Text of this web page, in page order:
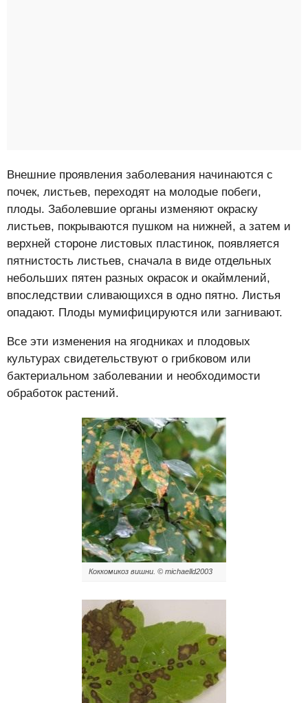
Внешние проявления заболевания начинаются с
почек, листьев, переходят на молодые побеги,
плоды. Заболевшие органы изменяют окраску
листьев, покрываются пушком на нижней, а затем и
верхней стороне листовых пластинок, появляется
пятнистость листьев, сначала в виде отдельных
небольших пятен разных окрасок и окаймлений,
впоследствии сливающихся в одно пятно. Листья
опадают. Плоды мумифицируются или загнивают.
Все эти изменения на ягодниках и плодовых
культурах свидетельствуют о грибковом или
бактериальном заболевании и необходимости
обработок растений.
Коккомикоз вишни. © michaelld2003